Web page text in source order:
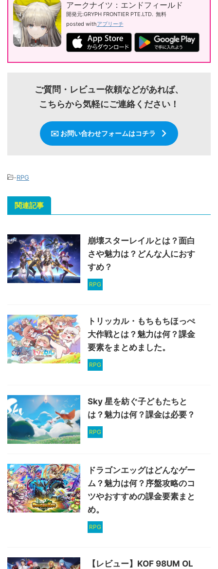
アークナイツ：エンドフィールド
開発元:GRYPH FRONTIER PTE.LTD. 無料
posted withアプリーチ
ご質問・レビュー依頼などがあれば、
こちらから気軽にご連絡ください！
✉️ お問い合わせフォームはコチラ
-RPG
関連記事
崩壊スターレイルとは？面白
さや魅力は？どんな人におす
すめ？
RPG
トリッカル・もちもちほっぺ
大作戦とは？魅力は何？課金
要素をまとめました。
RPG
Sky 星を紡ぐ子どもたちと
は？魅力は何？課金は必要？
RPG
ドラゴンエッグはどんなゲー
ム？魅力は何？序盤攻略のコ
ツやおすすめの課金要素まと
め。
RPG
【レビュー】KOF 98UM OL